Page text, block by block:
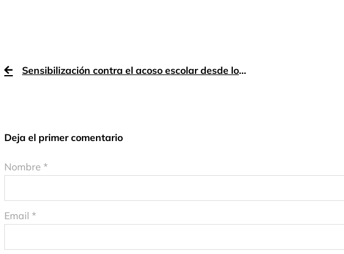
Sensibilización contra el acoso escolar desde los CRL de Manantial
Deja el primer comentario
Nombre *
Email *